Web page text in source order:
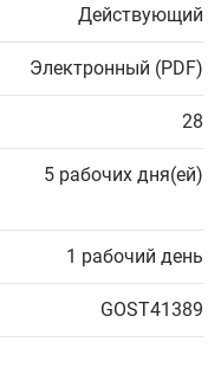
Действующий
Электронный (PDF)
28
5 рабочих дня(ей)
1 рабочий день
GOST41389